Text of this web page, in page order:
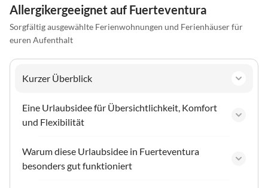
Allergikergeeignet auf Fuerteventura
Sorgfältig ausgewählte Ferienwohnungen und Ferienhäuser für
euren Aufenthalt
Kurzer Überblick
Eine Urlaubsidee für Übersichtlichkeit, Komfort
und Flexibilität
Warum diese Urlaubsidee in Fuerteventura
besonders gut funktioniert